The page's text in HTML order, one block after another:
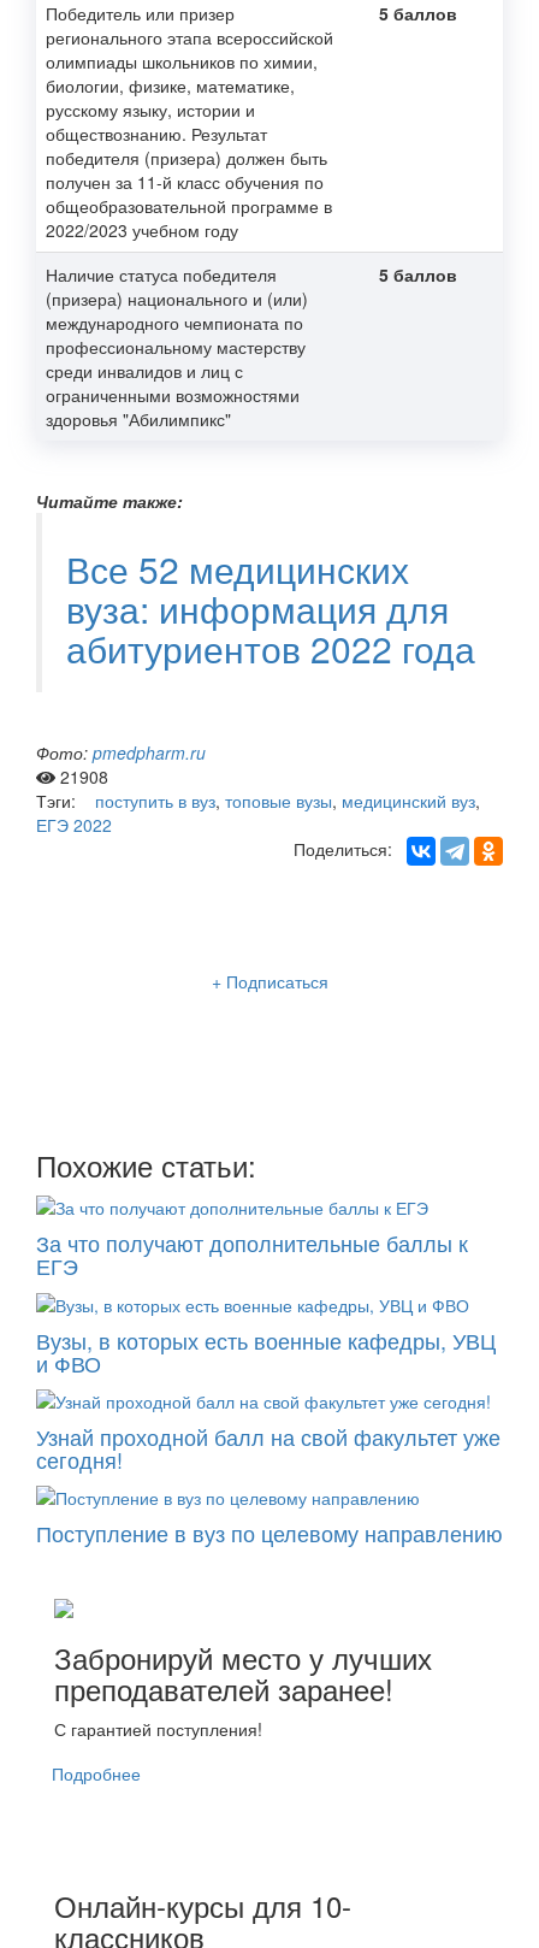
Победитель или призер
регионального этапа всероссийской
олимпиады школьников по химии,
биологии, физике, математике,
русскому языку, истории и
обществознанию. Результат
победителя (призера) должен быть
получен за 11-й класс обучения по
общеобразовательной программе в
2022/2023 учебном году
5 баллов
Наличие статуса победителя
(призера) национального и (или)
международного чемпионата по
профессиональному мастерству
среди инвалидов и лиц с
ограниченными возможностями
здоровья "Абилимпикс"
5 баллов
Читайте также:
Все 52 медицинских
вуза: информация для
абитуриентов 2022 года
Фото: pmedpharm.ru
21908
Тэги:
поступить в вуз, топовые вузы, медицинский вуз,
ЕГЭ 2022
Поделиться:
+ Подписаться
Похожие статьи:
За что получают дополнительные баллы к
ЕГЭ
Вузы, в которых есть военные кафедры, УВЦ
и ФВО
Узнай проходной балл на свой факультет уже
сегодня!
Поступление в вуз по целевому направлению
Забронируй место у лучших
преподавателей заранее!
С гарантией поступления!
Подробнее
Онлайн-курсы для 10-
классников